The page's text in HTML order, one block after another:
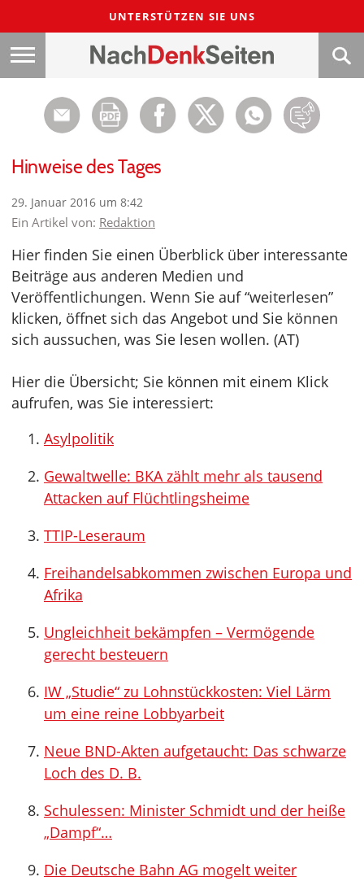
UNTERSTÜTZEN SIE UNS
Hinweise des Tages
29. Januar 2016 um 8:42
Ein Artikel von: Redaktion
Hier finden Sie einen Überblick über interessante
Beiträge aus anderen Medien und
Veröffentlichungen. Wenn Sie auf “weiterlesen”
klicken, öffnet sich das Angebot und Sie können
sich aussuchen, was Sie lesen wollen. (AT)
Hier die Übersicht; Sie können mit einem Klick
aufrufen, was Sie interessiert:
Asylpolitik
Gewaltwelle: BKA zählt mehr als tausend
Attacken auf Flüchtlingsheime
TTIP-Leseraum
Freihandelsabkommen zwischen Europa und
Afrika
Ungleichheit bekämpfen – Vermögende
gerecht besteuern
IW „Studie“ zu Lohnstückkosten: Viel Lärm
um eine reine Lobbyarbeit
Neue BND-Akten aufgetaucht: Das schwarze
Loch des D. B.
Schulessen: Minister Schmidt und der heiße
„Dampf“…
Die Deutsche Bahn AG mogelt weiter